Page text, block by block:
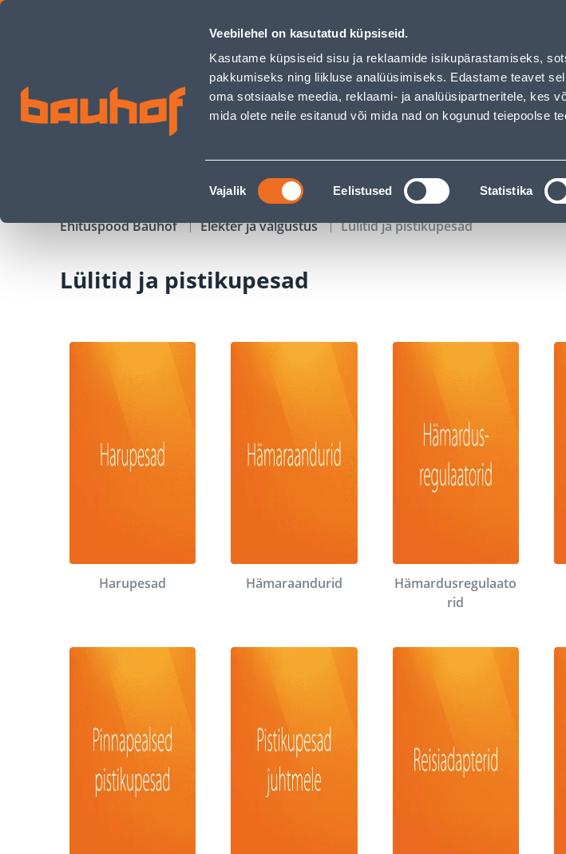
Veebilehel on kasutatud küpsiseid.
Kasutame küpsiseid sisu ja reklaamide isikupärastamiseks,
pakkumiseks ning liikluse analüüsimiseks. Edastame teavet
oma sotsiaalse meedia, reklaami- ja analüüsipartneritele, kes
mida olete neile esitanud või mida nad on kogunud teiepoolse
Nõusoleku
valik
Vajalik Eelistused Statistika
Lülitid ja pistikupesad - Bauhof has loaded
Äriklienditeenindus Klienditeenindus Teenused Karjäärileht
OTSI
KAMPAANIAD KATALOOGID
Ehituspood Bauhof Elekter ja valgustus Lülitid ja pistikupesad
Lülitid ja pistikupesad
Harupesad Hämaraandurid
Hämardusregulaato
rid